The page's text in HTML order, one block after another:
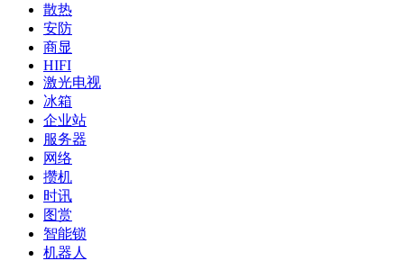
散热
安防
商显
HIFI
激光电视
冰箱
企业站
服务器
网络
攒机
时讯
图赏
智能锁
机器人